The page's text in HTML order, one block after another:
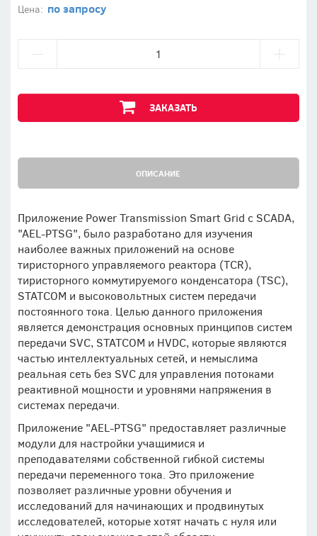
Цена: по запросу
ЗАКАЗАТЬ
ОПИСАНИЕ
Приложение Power Transmission Smart Grid с SCADA,
"AEL-PTSG", было разработано для изучения
наиболее важных приложений на основе
тиристорного управляемого реактора (TCR),
тиристорного коммутируемого конденсатора (TSC),
STATCOM и высоковольтных систем передачи
постоянного тока. Целью данного приложения
является демонстрация основных принципов систем
передачи SVC, STATCOM и HVDC, которые являются
частью интеллектуальных сетей, и немыслима
реальная сеть без SVC для управления потоками
реактивной мощности и уровнями напряжения в
системах передачи.
Приложение "AEL-PTSG" предоставляет различные
модули для настройки учащимися и
преподавателями собственной гибкой системы
передачи переменного тока. Это приложение
позволяет различные уровни обучения и
исследований для начинающих и продвинутых
исследователей, которые хотят начать с нуля или